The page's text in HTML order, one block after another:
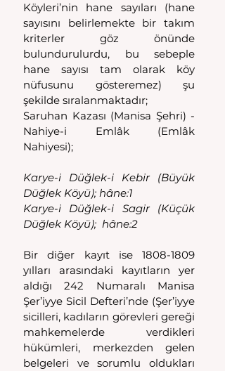
Köyleri’nin hane sayıları (hane
sayısını belirlemekte bir takım
kriterler göz önünde
bulundurulurdu, bu sebeple
hane sayısı tam olarak köy
nüfusunu gösteremez) şu
şekilde sıralanmaktadır;
Saruhan Kazası (Manisa Şehri) -
Nahiye-i Emlâk (Emlâk
Nahiyesi);
Karye-i Düğlek-i Kebir (Büyük
Düğlek Köyü); hâne:1
Karye-i Düğlek-i Sagir (Küçük
Düğlek Köyü);  hâne:2
Bir diğer kayıt ise 1808-1809
yılları arasındaki kayıtların yer
aldığı 242 Numaralı Manisa
Şer’iyye Sicil Defteri’nde (Şer’iyye
sicilleri, kadıların görevleri gereği
mahkemelerde verdikleri
hükümleri, merkezden gelen
belgeleri ve sorumlu oldukları